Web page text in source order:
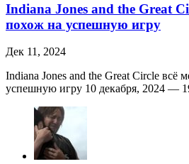
Indiana Jones and the Great
похож на успешную игру
Дек 11, 2024
Indiana Jones and the Great Circle всё
успешную игру 10 декабря, 2024 —